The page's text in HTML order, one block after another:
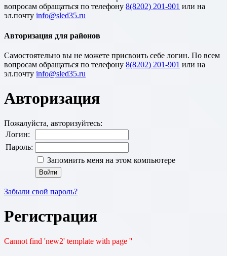
вопросам обращаться по телефону 8(8202) 201-901 или на
эл.почту
Авторизация для районов
Cамостоятельно вы не можете присвоить себе логин. По всем
вопросам обращаться по телефону 8(8202) 201-901 или на
эл.почту
Авторизация
Пожалуйста, авторизуйтесь:
Логин:
Пароль:
Запомнить меня на этом компьютере
Забыли свой пароль?
Регистрация
Cannot find 'new2' template with page ''